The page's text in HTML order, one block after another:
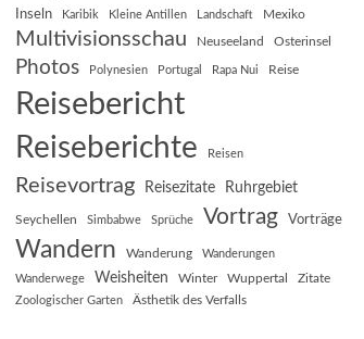
Inseln Karibik Kleine Antillen Landschaft Mexiko
Multivisionsschau Neuseeland Osterinsel
Photos Polynesien Portugal Rapa Nui Reise
Reisebericht
Reiseberichte Reisen
Reisevortrag Reisezitate Ruhrgebiet
Seychellen Simbabwe Sprüche Vortrag Vorträge
Wandern Wanderung Wanderungen
Wanderwege Weisheiten Winter Wuppertal Zitate
Zoologischer Garten Ästhetik des Verfalls